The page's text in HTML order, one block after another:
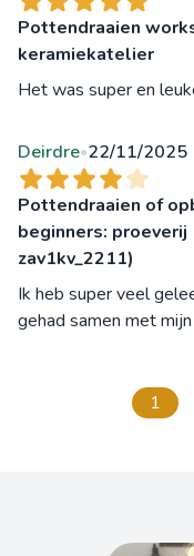
Pottendraaien
keramiekatelier
Het was super en
Deirdre•22/11/2025
Pottendraaien of
beginners: proeverij
zav1kv_2211)
Ik heb super veel
gehad samen met
1